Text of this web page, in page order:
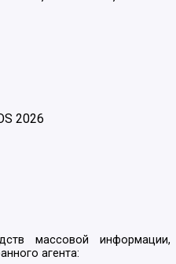
2026
массовой информации,
агента: